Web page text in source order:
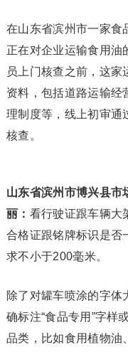
在山东省滨州市一家食
正在对企业运输食用油
员上门核查之前，这
资料，包括道路运输经
理制度等，线上初审通
核查。
山东省滨州市博兴县市
丽： 看行驶证跟车辆大
合格证跟铭牌标识是否
求不小于200毫米。
除了对罐车喷涂的字体
确标注“食品专用”字样
品类，比如食用植物油